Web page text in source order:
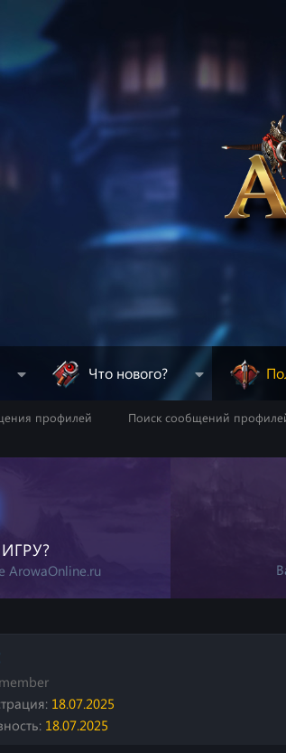
Что нового?
профилей Поиск сообщений
ArowaOnline.ru
18.07.2025
18.07.2025